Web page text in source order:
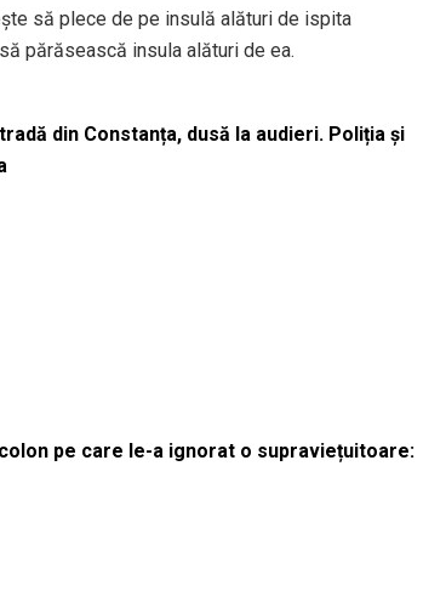
să plece de pe insulă alături de ispita
părăsească insula alături de ea.
din Constanța, dusă la audieri. Poliția și
pe care le-a ignorat o supraviețuitoare: